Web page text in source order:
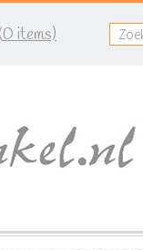
0 items)